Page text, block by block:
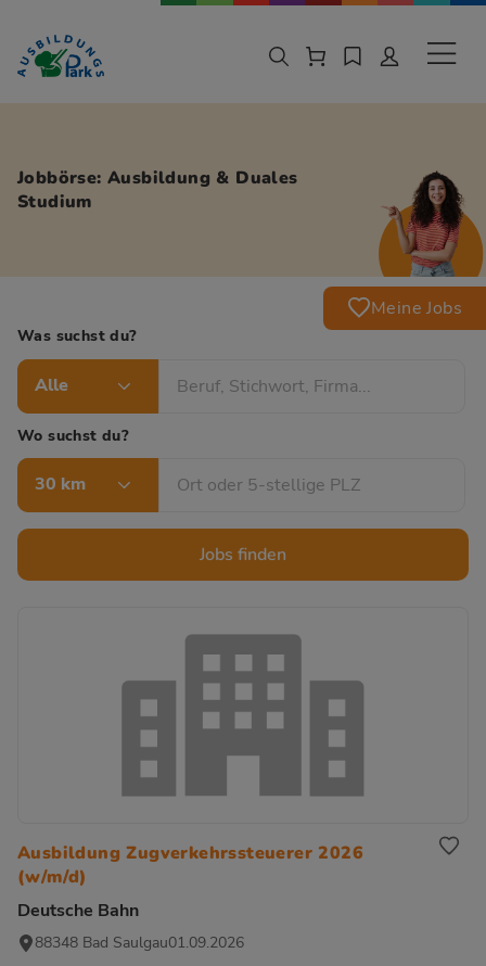
Zur Navigation springen
Zu den Hauptinhalten springen
Jobbörse: Ausbildung & Duales
Studium
Meine Jobs
Was suchst du?
Alle
Wo suchst du?
30 km
Jobs finden
Ausbildung Zugverkehrssteuerer 2026
(w/m/d)
Deutsche Bahn
88348 Bad Saulgau01.09.2026